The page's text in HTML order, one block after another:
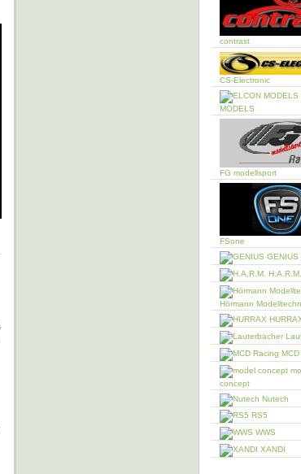
contrast
CS-Electronic
MODELS
FG modellsport
FSone
GENIUS
H.A.R.M.
Hörmann
concept
Nutech
RS5
WWS
XANDI